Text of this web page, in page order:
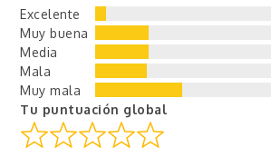
Excelente
Muy buena
Media
Mala
Muy mala
Tu puntuación global